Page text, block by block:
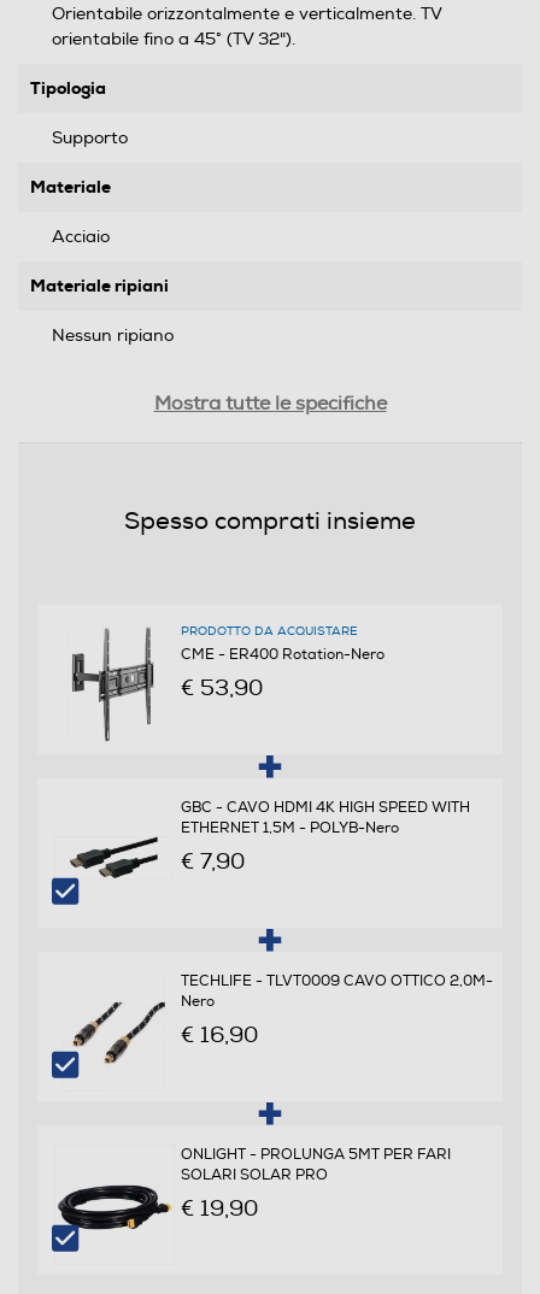
Orientabile orizzontalmente e verticalmente. TV
orientabile fino a 45° (TV 32").
Tipologia
Supporto
Materiale
Acciaio
Materiale ripiani
Nessun ripiano
Norma VESA
Movimento verticale
Rotazione orizzontale
Estensione max braccio - cm
26,4
Supporto con motore
Copertura estetica cavi
Mostra tutte le specifiche
Spesso comprati insieme
PRODOTTO DA ACQUISTARE
CME - ER400 Rotation-Nero
€ 53,90
GBC - CAVO HDMI 4K HIGH SPEED WITH
ETHERNET 1,5M - POLYB-Nero
€ 7,90
TECHLIFE - TLVT0009 CAVO OTTICO 2,0M-
Nero
€ 16,90
ONLIGHT - PROLUNGA 5MT PER FARI
SOLARI SOLAR PRO
€ 19,90